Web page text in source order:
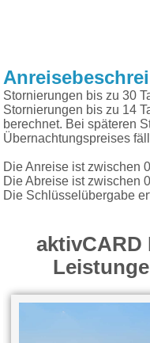
Stornierungen bis zu 30
Stornierungen bis zu 14
berechnet. Bei späteren
Übernachtungspreises
Die Anreise ist zwischen
Die Abreise ist zwischen
Die Schlüsselübergabe
aktivCARD